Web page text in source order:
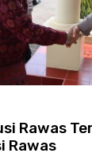
Rawas
Rawas